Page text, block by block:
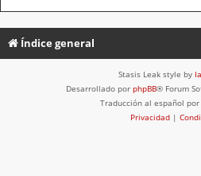
Índice general
Stasis Leak style by
Desarrollado por phpBB® Forum
Traducción al español por
Privacidad |